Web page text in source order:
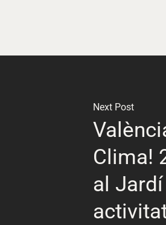
Next Post
Clima!
al